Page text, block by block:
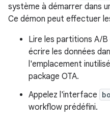
système à démarrer dans
Ce démon peut effectuer
Lire les partitions A/
écrire les données
l'emplacement
package OTA.
Appelez l'interface
workflow prédéfini.